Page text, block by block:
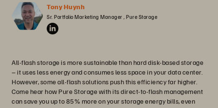
Tony Huynh
Sr. Portfolio Marketing Manager , Pure Storage
All-flash storage is more sustainable than hard disk-based storage
– it uses less energy and consumes less space in your data center.
However, some all-flash solutions push this efficiency far higher.
Come hear how Pure Storage with its direct-to-flash management
can save you up to 85% more on your storage energy bills, even